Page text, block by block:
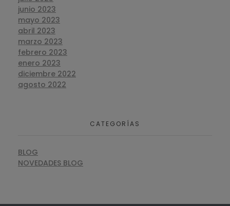
junio 2023
mayo 2023
abril 2023
marzo 2023
febrero 2023
enero 2023
diciembre 2022
agosto 2022
CATEGORÍAS
BLOG
NOVEDADES BLOG